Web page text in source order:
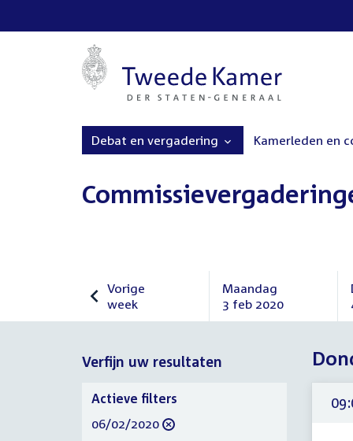
Debat en vergadering Kamerleden en
Vorige
week
Vorige
Maandag
3 feb 2020
Maandag
Verfijn uw resultaten
Verfijn
uw
resultaten
Actieve filters
verwijder
06/02/2020